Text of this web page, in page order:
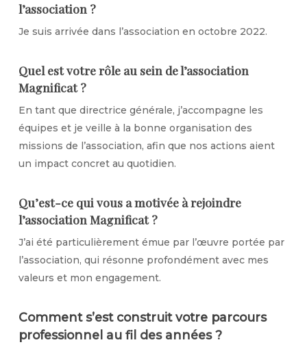
l’association ?
Je suis arrivée dans l’association en octobre 2022.
Quel est votre rôle au sein de l’association
Magnificat ?
En tant que directrice générale, j’accompagne les
équipes et je veille à la bonne organisation des
missions de l’association, afin que nos actions aient
un impact concret au quotidien.
Qu’est-ce qui vous a motivée à rejoindre
l’association Magnificat ?
J’ai été particulièrement émue par l’œuvre portée par
l’association, qui résonne profondément avec mes
valeurs et mon engagement.
Comment s’est construit votre parcours
professionnel au fil des années ?